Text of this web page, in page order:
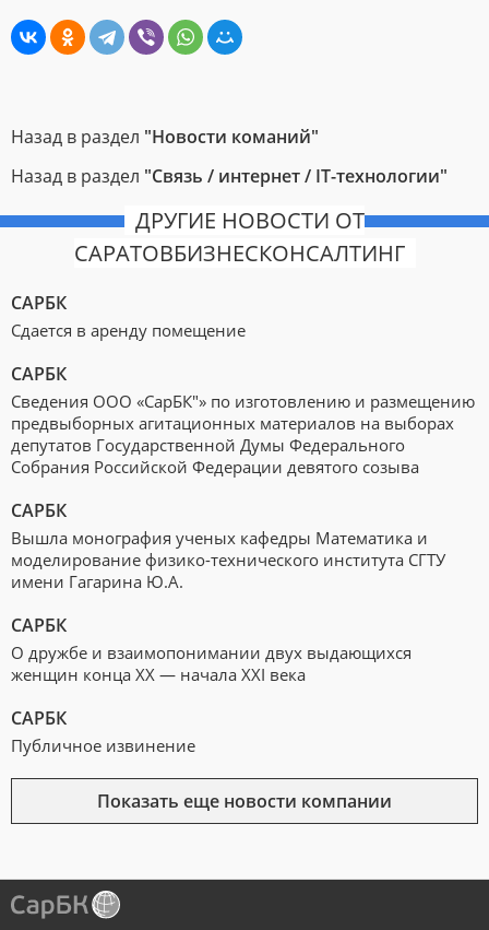
Назад в раздел "Новости команий"
Назад в раздел "Связь / интернет / IT-технологии"
ДРУГИЕ НОВОСТИ ОТ
САРАТОВБИЗНЕСКОНСАЛТИНГ
САРБК
Сдается в аренду помещение
САРБК
Сведения ООО «СарБК"» по изготовлению и размещению
предвыборных агитационных материалов на выборах
депутатов Государственной Думы Федерального
Собрания Российской Федерации девятого созыва
САРБК
Вышла монография ученых кафедры Математика и
моделирование физико-технического института СГТУ
имени Гагарина Ю.А.
САРБК
О дружбе и взаимопонимании двух выдающихся
женщин конца ХХ — начала XXI века
САРБК
Публичное извинение
Показать еще новости компании